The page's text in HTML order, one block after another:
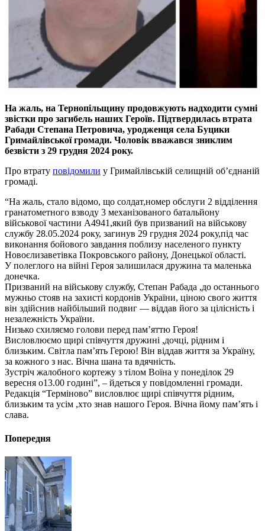
На жаль, на Тернопільщину продовжують надходити сумні
звістки про загибель наших Героїв. Підтвердилась втрата
Рабади Степана Петровича, уродженця села Буцики
Гримайлівської громади. Чоловік вважався зниклим
безвісти з 29 грудня 2024 року.
Про втрату повідомили у Гримайлівській селищній об’єднаній
громаді.
“На жаль, стало відомо, що солдат,номер обслуги 2 відділення
гранатометного взводу 3 механізованого батальйону
військової частини А4941,який був призваний на військову
службу 28.05.2024 року, загинув 29 грудня 2024 року,під час
виконання бойового завдання поблизу населеного пункту
Новоєлизаветівка Покровського району, Донецької області.
У полеглого на війні Героя залишилася дружина та маленька
донечка.
Призваний на військову службу, Степан Рабада ,до останнього
мужньо стояв на захисті кордонів України, ціною свого життя
він здійснив найбільший подвиг — віддав його за цілісність і
незалежність України.
Низько схиляємо голови перед пам’яттю Героя!
Висловлюємо щирі співчуття дружині ,дочці, рідним і
близьким. Світла пам’ять Герою! Він віддав життя за Україну,
за кожного з нас. Вічна шана та вдячність.
Зустріч жалобного кортежу з тілом Воїна у понеділок 29
вересня о13.00 годині”, – йдеться у повідомленні громади.
Редакція “Терміново” висловлює щирі співчуття рідним,
близьким та усім ,хто знав нашого Героя. Вічна йому пам’ять і
слава.
Попередня